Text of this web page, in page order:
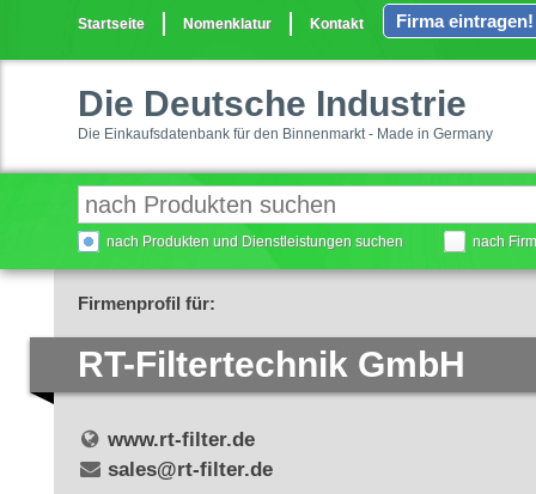
Startseite Nomenklatur Kontakt Firma eintragen!
Die Deutsche Industrie
Die Einkaufsdatenbank für den Binnenmarkt - Made in Germany
nach Produkten und Dienstleistungen suchen nach
Firmenprofil für:
RT-Filtertechnik GmbH
www.rt-filter.de
sales@rt-filter.de